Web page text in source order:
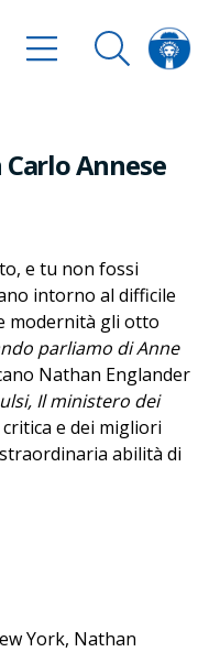
Annese
e tu non fossi
intorno al difficile
modernità gli otto
parliamo di Anne
Nathan Englander
Il ministero dei
e dei migliori
abilità di
tocco allegorico di
a quanto
Castello.
York, Nathan